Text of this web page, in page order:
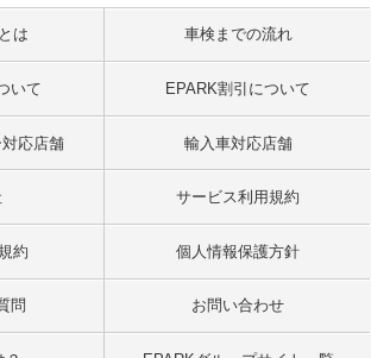
は 車検までの流れ
いて EPARK割引について
応店舗 輸入車対応店舗
サービス利用規約
約 個人情報保護方針
問 お問い合わせ